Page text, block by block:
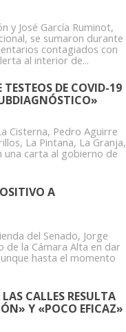
y José García Ruminot,
se sumaron durante
contagiados con
al interior de...
DE COVID-19
Cisterna, Pedro Aguirre
La Pintana, La Granja,
una carta al gobierno de
A
del Senado, Jorge
de la Cámara Alta en dar
hasta el momento
CALLES RESULTA
Y «POCO EFICAZ»